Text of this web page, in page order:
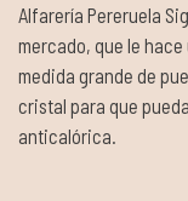
Alfarería Pereruela
mercado, que le
medida grande de
cristal para que
anticalórica.